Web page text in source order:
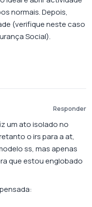
normais. Depois,
(verifique neste caso
Social).
Responder
um ato isolado no
o irs para a at,
ss, mas apenas
que estou englobado